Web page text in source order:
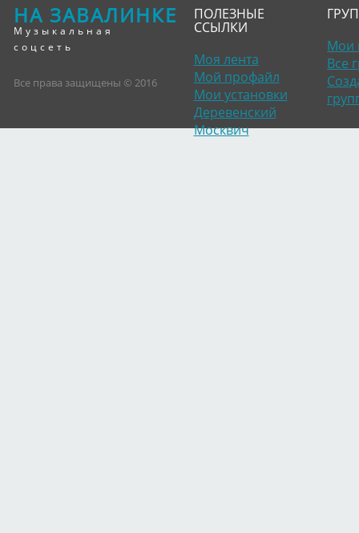
НА ЗАВАЛИНКЕ
Музыкальная
соцсеть
Все права защищены © 2016
ПОЛЕЗНЫЕ
ССЫЛКИ
Моя лента
Мой профайл
Мои установки
Деревенский
Москвич
Мои
Все